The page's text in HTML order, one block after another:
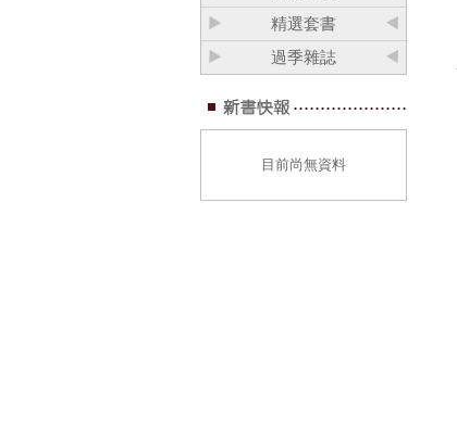
精選套書
過季雜誌
目前尚無資料